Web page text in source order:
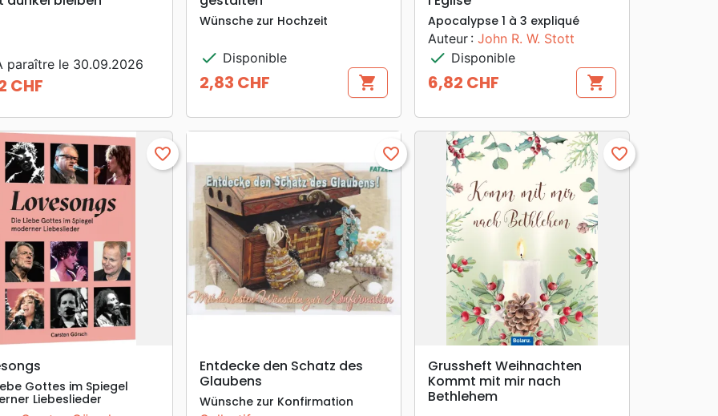
paraître le 30.09.2026
CHF
Wünsche zur Hochzeit
check Disponible
Prix
2,83 CHF shopping_cart
Apocalypse 1 à 3 expliqué
Auteur : John R. W. Stott
check Disponible
Prix
6,82 CHF shopping_cart
search
favorite_border
Gottes im Spiegel
Liebeslieder
search APERÇU RAPIDE
favorite_border
Entdecke den Schatz des
Glaubens
Wünsche zur Konfirmation
search APERÇU RAPIDE
favorite_border
Grussheft Weihnachten
Kommt mit mir nach
Bethlehem